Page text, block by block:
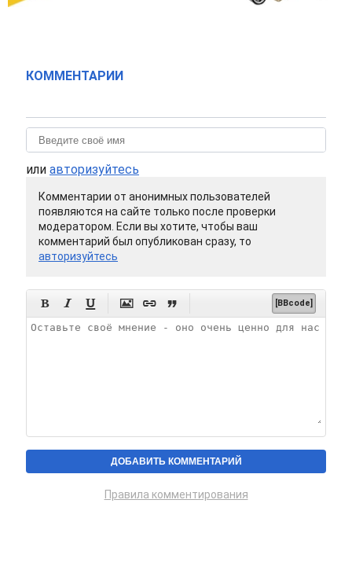
КОММЕНТАРИИ
или авторизуйтесь
Комментарии от анонимных пользователей
появляются на сайте только после проверки
модератором. Если вы хотите, чтобы ваш
комментарий был опубликован сразу, то
авторизуйтесь
      [BBcode]
Правила комментирования